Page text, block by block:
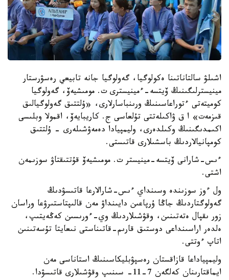
اشىلۋ سالتاناتىنا ەكولوگيا، گەولوگيا جانە تابيعي رەسۋرستار
مينيسترلىگىنىڭ ۆيتسە-ءمينيسترى ت. مومىشيەۆ، گەولوگيا
كوميتەتى ءتوراعاسىنىڭ ورىنباسارلارى، «ۇلتتىق گەولوگيالىق
قىزمەت» ا ق ۋاكىلەتتى تۇلعاسى ج. كاريبايەۆ، اقمولا وبلىسى
اكىمدىگىنىڭ وكىلدەرى، وليمپيادا دەمەۋشىلەرى - ۇلتتىق
كومپانيالاردىڭ باسشىلارى قاتىستى.
ءىس-شارانى ۆيتسە-مينيستر ت. مومىشيەۆ قۇتتىقتاۋ سوزىمەن
اشتى.
ول ءوز سوزىندە وسىنداي ءىس-شارالارعا قاتىسۋدىڭ
گەولوگتاردىڭ جاڭا ۇرپاعىن دايىنداۋ مەن قالىپتاستىرۋعا وراسان
زور ىقپال ەتەتىنىن، وقۋشىلاردىڭ وي-ءورىسىن كەڭەيتىپ،
ەلدەر اراسىنداعى دوستىق قارىم-قاتىناستى نىعايتا تۇسەتىنىن
اتاپ ءوتتى.
وليمپياداعا قازاقستان رەسپۋبليكاسىنىڭ استاناسى مەن
ايماقتارىنان كەلگەن 7-11- سىنىپ وقۋشىلارى قاتىسۋدا.